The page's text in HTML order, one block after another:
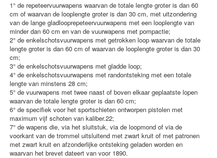
ACCOMMODATIES
CLUBS
DISCIPLINES
WETGEVING
VERENIGINGEN
LINKS
CONTACT
PRIVACYBELEID
SITEMAP
1° de repeteervuurwapens waarvan de totale lengte groter is dan 60
cm of waarvan de looplengte groter is dan 30 cm, met uitzondering
van de lange gladlooprepeteervuurwapens met een looplengte van
minder dan 60 cm en van de vuurwapens met pompactie;
2° de enkelschotsvuurwapens met getrokken loop waarvan de totale
lengte groter is dan 60 cm of waarvan de looplengte groter is dan 30
cm;
3° de enkelschotsvuurwapens met gladde loop;
4° de enkelschotsvuurwapens met randontsteking met een totale
lengte van minstens 28 cm;
5° de vuurwapens met twee naast of boven elkaar geplaatste lopen
waarvan de totale lengte groter is dan 60 cm;
6° de specifiek voor het sportschieten ontworpen pistolen met
maximum vijf schoten van kaliber.22;
7° de wapens die, via het sluitstuk, via de loopmond of via de
voorkant van de trommel uitsluitend met zwart kruit of met patronen
met zwart kruit en afzonderlijke ontsteking geladen worden en
waarvan het brevet dateert van voor 1890.